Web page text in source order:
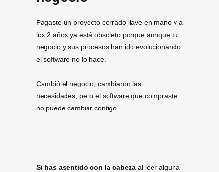
Pagaste un proyecto cerrado llave en mano y a
los 2 años ya está obsoleto porque aunque tu
negocio y sus procesos han ido evolucionando
el software no lo hace.
Cambió el negocio, cambiaron las
necesidades, pero el software que compraste
no puede cambiar contigo.
Si has asentido con la cabeza al leer alguna